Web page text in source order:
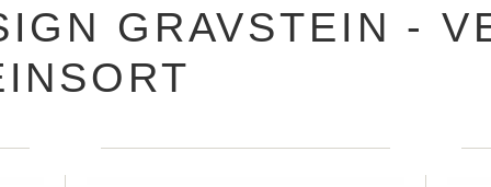
GRAVSTEIN -